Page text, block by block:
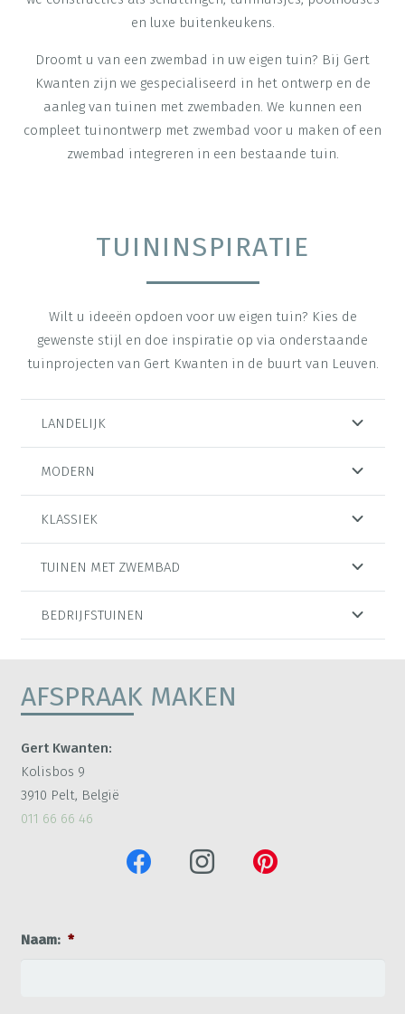
en luxe buitenkeukens.
Droomt u van een zwembad in uw eigen tuin? Bij Gert
Kwanten zijn we gespecialiseerd in het ontwerp en de
aanleg van tuinen met zwembaden. We kunnen een
compleet tuinontwerp met zwembad voor u maken of een
zwembad integreren in een bestaande tuin.
TUININSPIRATIE
Wilt u ideeën opdoen voor uw eigen tuin? Kies de
gewenste stijl en doe inspiratie op via onderstaande
tuinprojecten van Gert Kwanten in de buurt van Leuven.
LANDELIJK
MODERN
KLASSIEK
TUINEN MET ZWEMBAD
BEDRIJFSTUINEN
AFSPRAAK MAKEN
Gert Kwanten:
Kolisbos 9
3910 Pelt, België
011 66 66 46
Naam: *